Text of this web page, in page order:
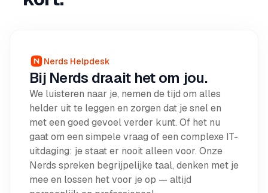
Nerds Helpdesk
Bij Nerds draait het om jou.
We luisteren naar je, nemen de tijd om alles
helder uit te leggen en zorgen dat je snel en
met een goed gevoel verder kunt. Of het nu
gaat om een simpele vraag of een complexe IT-
uitdaging: je staat er nooit alleen voor. Onze
Nerds spreken begrijpelijke taal, denken met je
mee en lossen het voor je op — altijd